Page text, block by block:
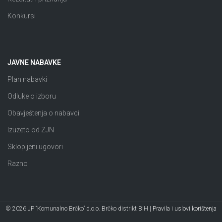
Konkursi
JAVNE NABAVKE
Plan nabavki
Odluke o izboru
Obavještenja o nabavci
Izuzeto od ZJN
Sklopljeni ugovori
Razno
© 2026 JP “Komunalno Brčko” d.o.o. Brčko distrikt BiH | Pravila i uslovi korištenja